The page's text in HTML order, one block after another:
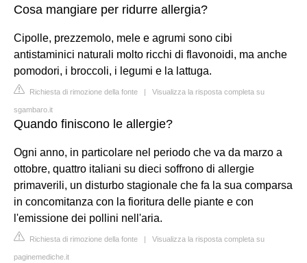
Cosa mangiare per ridurre allergia?
Cipolle, prezzemolo, mele e agrumi sono cibi
antistaminici naturali molto ricchi di flavonoidi, ma anche
pomodori, i broccoli, i legumi e la lattuga.
Richiesta di rimozione della fonte | Visualizza la risposta completa su
sgambaro.it
Quando finiscono le allergie?
Ogni anno, in particolare nel periodo che va da marzo a
ottobre, quattro italiani su dieci soffrono di allergie
primaverili, un disturbo stagionale che fa la sua comparsa
in concomitanza con la fioritura delle piante e con
l'emissione dei pollini nell'aria.
Richiesta di rimozione della fonte | Visualizza la risposta completa su
paginemediche.it